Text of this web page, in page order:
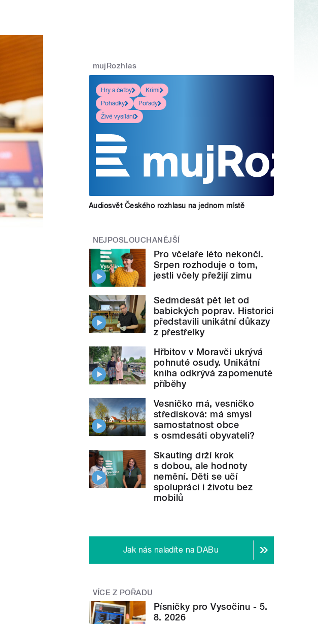
mujRozhlas
Hry a četby
Krimi
Pohádky
Pořady
Živé vysílání
Audiosvět Českého rozhlasu na jednom místě
NEJPOSLOUCHANĚJŠÍ
Pro včelaře léto nekončí.
Srpen rozhoduje o tom,
jestli včely přežijí zimu
Sedmdesát pět let od
babických poprav. Historici
představili unikátní důkazy
z přestřelky
Hřbitov v Moravči ukrývá
pohnuté osudy. Unikátní
kniha odkrývá zapomenuté
příběhy
Vesničko má, vesničko
středisková: má smysl
samostatnost obce
s osmdesáti obyvateli?
Skauting drží krok
s dobou, ale hodnoty
nemění. Děti se učí
spolupráci i životu bez
mobilů
Jak nás naladíte na DABu
VÍCE Z POŘADU
Písničky pro Vysočinu - 5.
8. 2026